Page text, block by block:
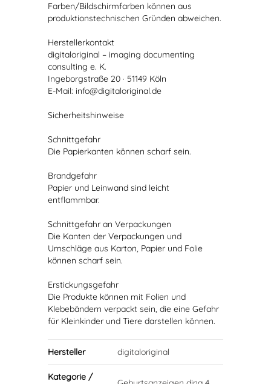
Farben/Bildschirmfarben können aus
produktionstechnischen Gründen abweichen.
Herstellerkontakt
digitaloriginal – imaging documenting
consulting e. K.
Ingeborgstraße 20 · 51149 Köln
E-Mail: info@digitaloriginal.de
Sicherheitshinweise
Schnittgefahr
Die Papierkanten können scharf sein.
Brandgefahr
Papier und Leinwand sind leicht
entflammbar.
Schnittgefahr an Verpackungen
Die Kanten der Verpackungen und
Umschläge aus Karton, Papier und Folie
können scharf sein.
Erstickungsgefahr
Die Produkte können mit Folien und
Klebebändern verpackt sein, die eine Gefahr
für Kleinkinder und Tiere darstellen können.
Hersteller digitaloriginal
Kategorie /